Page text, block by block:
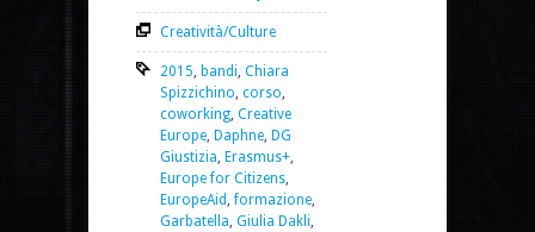
Creatività/Culture
2015 bandi Chiara
Spizzichino corso
coworking Creative
Europe Daphne DG
Giustizia Erasmus+
Europe for Citizens
EuropeAid ,formazione
Garbatella Giulia Dakli